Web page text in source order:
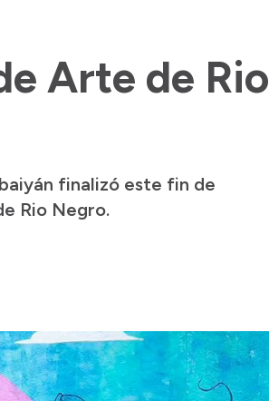
Arte de Rio
finalizó este fin de
Rio Negro.